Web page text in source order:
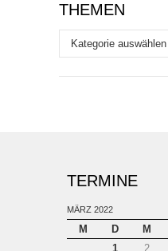
THEMEN
Themen
TERMINE
MÄRZ 2022
M D M
1
2